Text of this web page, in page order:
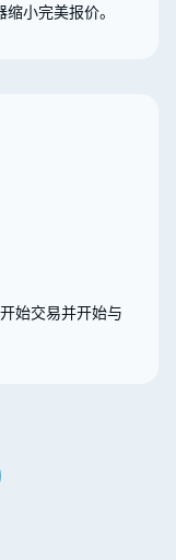
小完美报价。
始交易并开始与